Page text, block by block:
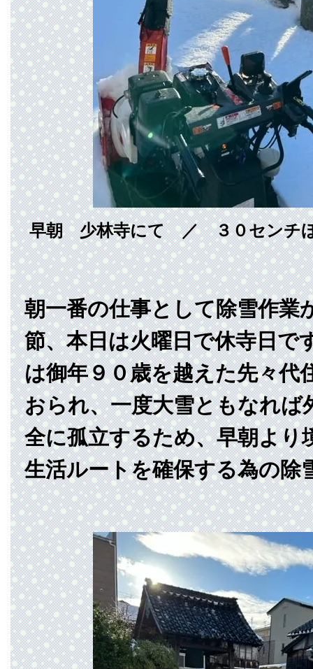
早朝 少林寺にて ／ ３０センチほ
朝一番の仕事として除雪作業
節、本日は火曜日で休寺日で
は御年９０歳を越えた先々代
おられ、一度大雪ともなれば
全に孤立するため、早朝より
生活ルートを確保する為の除